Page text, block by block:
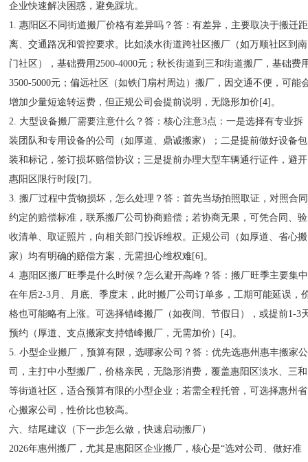
企业快速解决困惑，避免踩坑。
1. 惠阳区不同街道搬厂价格有差异吗？答：有差异，主要取决于搬迁距
离、交通路况和管控要求。比如淡水街道跨社区搬厂（如万顺社区到南
门社区），基础费用2500-4000元；秋长街道到三和街道搬厂，基础费
3500-5000元；偏远社区（如铁门扇村周边）搬厂，因交通不便，可能
增加少量短途转运费，但正规公司会提前说明，无隐形加价[4]。
2. 大型设备搬厂需要注意什么？答：核心注意3点：一是选择有专业拆
装团队和专用设备的公司（如厚道、鼎诚搬家）；二是提前做好设备包
装和标记，签订损坏赔偿协议；三是提前办理大型车辆通行证件，避开
惠阳区限行时段[7]。
3. 搬厂过程中货物损坏，怎么处理？答：首先当场拍照取证，对照合同
约定的赔偿标准，联系搬厂公司协商赔偿；若协商无果，可凭合同、验
收清单、取证照片，向相关部门投诉维权。正规公司（如厚道、省心搬
家）均有明确的赔偿方案，无需担心维权难[6]。
4. 惠阳区搬厂旺季是什么时候？怎么避开高峰？答：搬厂旺季主要集中
在年后2-3月、月底、季度末，此时搬厂公司订单多，工期可能延误，
格也可能略有上涨。可选择错峰搬厂（如夜间、节假日），或提前1-3
预约（厚道、支点搬家支持错峰搬厂，无需加价）[4]。
5. 小型企业搬厂，预算有限，选哪家公司？答：优先选惠州惠丰搬家公
司，主打中小型搬厂，价格亲民，无隐形消费，覆盖惠阳区淡水、三和
等街道社区，适合预算有限的小型企业；若需全程托管，可选择惠州省
心搬家公司，性价比也较高。
六、结尾建议（下一步怎么做，快速启动搬厂）
2026年惠州搬厂，尤其是惠阳区企业搬厂，核心是“选对公司、做好准